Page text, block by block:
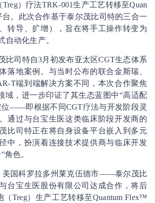
）疗法TRK-001生产工艺转移至Quan
台。此次合作基于泰尔茂比司特的三合一
转导、扩增），旨在将手工操作转变为
自动化生产。
比司特自3月初发布亚太区CGT生态体系
落地案例。与当时公布的联合金斯瑞、
T端到端解决方案不同，本次合作聚焦
域，进一步印证了其生态蓝图中“高适配
位——即根据不同CGT疗法与开发阶段灵
通过与台宝生医这类临床阶段开发商的
比司特正在将自身设备平台嵌入到多元
中，扮演着连接技术提供商与临床开发
角色。
美国科罗拉多州莱克伍德市——泰尔茂比
台宝生医股份有限公司达成合作，将后
（Treg）生产工艺转移至Quantum Flex™